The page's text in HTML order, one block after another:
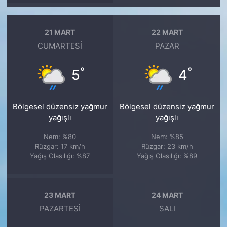
21 MART
CUMARTESI
5°
Bölgesel düzensiz yağmur
yağışlı
Nem: %80
Rüzgar: 17 km/h
Yağış Olasılığı: %87
22 MART
PAZAR
4°
Bölgesel düzensiz yağmur
yağışlı
Nem: %85
Rüzgar: 23 km/h
Yağış Olasılığı: %89
23 MART
PAZARTESI
24 MART
SALI